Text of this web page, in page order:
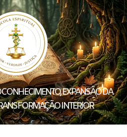
EXPANSÃO DA
INTERIOR